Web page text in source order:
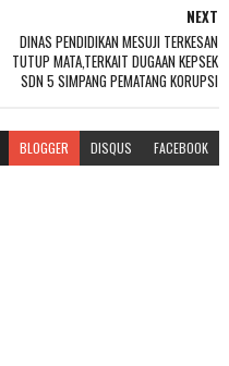
NEXT
DINAS PENDIDIKAN MESUJI TERKESAN
TUTUP MATA,TERKAIT DUGAAN KEPSEK
SDN 5 SIMPANG PEMATANG KORUPSI
BLOGGER DISQUS FACEBOOK